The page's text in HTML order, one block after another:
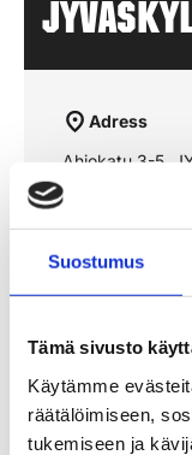
Suostumus
Tämä sivusto
Käytämme
räätälöimiseen,
tukemiseen ja
Adress
Ahjokatu 3-5,
aukioloajat
Se rutten